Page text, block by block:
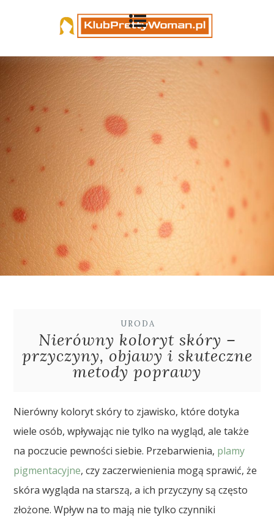
URODA
Nierówny koloryt skóry –
przyczyny, objawy i skuteczne
metody poprawy
Nierówny koloryt skóry to zjawisko, które dotyka
wiele osób, wpływając nie tylko na wygląd, ale także
na poczucie pewności siebie. Przebarwienia, plamy
pigmentacyjne, czy zaczerwienienia mogą sprawić, że
skóra wygląda na starszą, a ich przyczyny są często
złożone. Wpływ na to mają nie tylko czynniki